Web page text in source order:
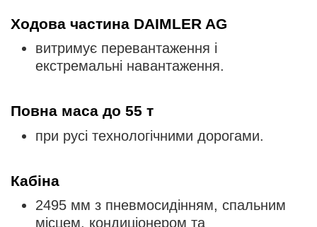
Ходова частина DAIMLER AG
витримує перевантаження і
екстремальні навантаження.
Повна маса до 55 т
при русі технологічними дорогами.
Кабіна
2495 мм з пневмосидінням, спальним
місцем, кондиціонером та